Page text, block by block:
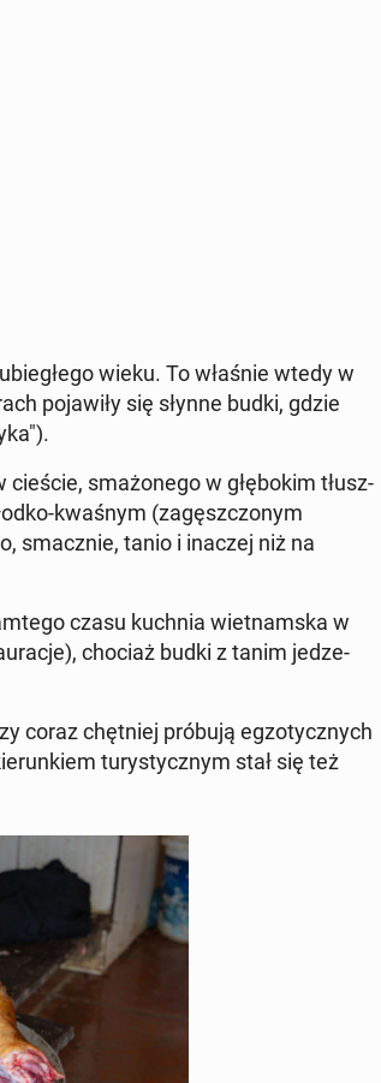
wieku. To właśnie wtedy w
po­ja­wi­ły się słynne budki, gdzie
cieście, sma­żo­ne­go w głę­bo­kim tłusz­
kwaśnym (za­gęsz­czo­nym
smacz­nie, tanio i inaczej niż na
czasu kuchnia wiet­nam­ska w
chociaż budki z tanim je­dze­
coraz chęt­niej próbują eg­zo­tycz­nych
tu­ry­stycz­nym stał się też